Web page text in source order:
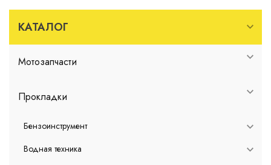
КАТАЛОГ
Мотозапчасти
Прокладки
Бензоинструмент
Водная техника